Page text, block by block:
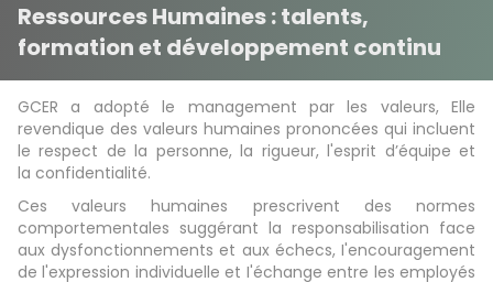
Ressources Humaines : talents,
formation et développement continu
GCER a adopté le management par les valeurs, Elle
revendique des valeurs humaines prononcées qui incluent
le respect de la personne, la rigueur, l'esprit d’équipe et
la confidentialité.
Ces valeurs humaines prescrivent des normes
comportementales suggérant la responsabilisation face
aux dysfonctionnements et aux échecs, I'encouragement
de l'expression individuelle et I'échange entre les employés